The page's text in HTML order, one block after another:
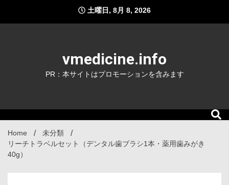
content
土曜日, 8月 8, 2026
vmedicine.info
PR：本サイトはプロモーションを含みます
Home
未分類
リーチトラベルセット（デンタル歯ブラシ1本・薬用歯みがき
40g）